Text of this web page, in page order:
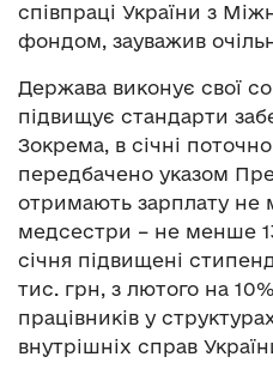
співпраці України з
фондом, зауважив
Держава виконує свої
підвищує стандарти
Зокрема, в січні
передбачено указом
отримають зарплату не
медсестри – не менше
січня підвищені
тис. грн, з лютого на
працівників у
внутрішніх справ